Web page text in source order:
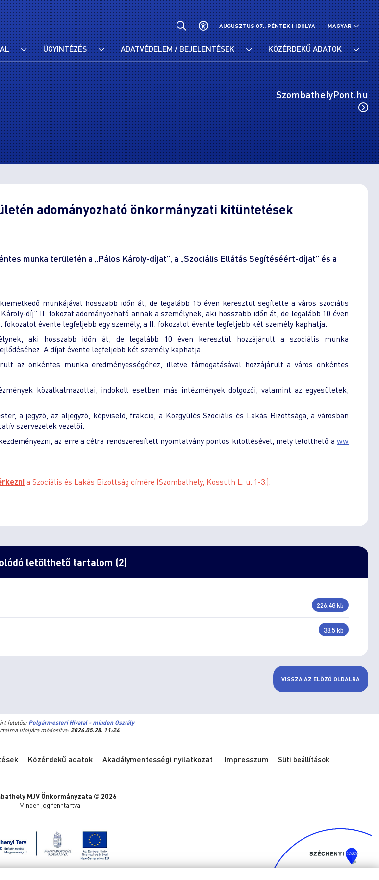
AUGUSZTUS 07., PÉNTEK |IBOLYA MAGYAR
ÜGYINTÉZÉS ADATVÉDELEM / BEJELENTÉSEK KÖZÉRDEKŰ ADATOK
SzombathelyPont.hu
adományozható önkormányzati kitüntetések
munka területén a „Pálos Károly-díjat”, a „Szociális Ellátás Segítéséért-díjat” és a
munkájával hosszabb időn át, de legalább 15 éven keresztül segítette a város szociális
díj” II. fokozat adományozható annak a személynek, aki hosszabb időn át, de legalább 10 éven
évente legfeljebb egy személy, a II. fokozatot évente legfeljebb két személy kaphatja.
aki hosszabb időn át, de legalább 10 éven keresztül hozzájárult a szociális munka
A díjat évente legfeljebb két személy kaphatja.
az önkéntes munka eredményességéhez, illetve támogatásával hozzájárult a város önkéntes
közalkalmazottai, indokolt esetben más intézmények dolgozói, valamint az egyesületek,
a jegyző, az aljegyző, képviselő, frakció, a Közgyűlés Szociális és Lakás Bizottsága, a városban
szervezetek vezetői.
az erre a célra rendszeresített nyomtatvány pontos kitöltésével, mely letölthető a ww
a Szociális és Lakás Bizottság címére (Szombathely, Kossuth L. u. 1-3.).
letölthető tartalom (2)
226.48 kb
38.5 kb
VISSZA AZ ELŐZŐ OLDALRA
felelős: Polgármesteri Hivatal - minden Osztály
utoljára módosítva:2026.05.28. 11:24
Közérdekű adatok Akadálymentességi nyilatkozat Impresszum Süti beállítások
MJV Önkormányzata © 2026
Minden jog fenntartva